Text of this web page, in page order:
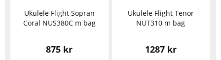
Ukulele Flight Sopran
Coral NUS380C m bag
875 kr
Ukulele Flight Tenor
NUT310 m bag
1287 kr